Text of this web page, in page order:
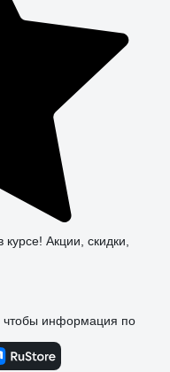
курсе! Акции, скидки,
чтобы информация по